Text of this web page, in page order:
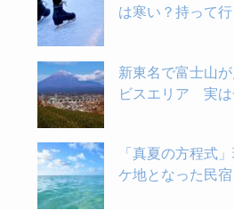
は寒い？持って
新東名で富士山
ビスエリア 実は
「真夏の方程式
ケ地となった民宿